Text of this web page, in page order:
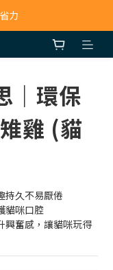
搞定
力
｜環保
雞 (貓
持久不易厭倦
貓咪口腔
興奮感，讓貓咪玩得